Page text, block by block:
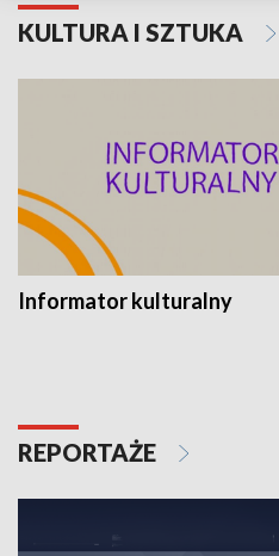
KULTURA I SZTUKA
Informator kulturalny
REPORTAŻE